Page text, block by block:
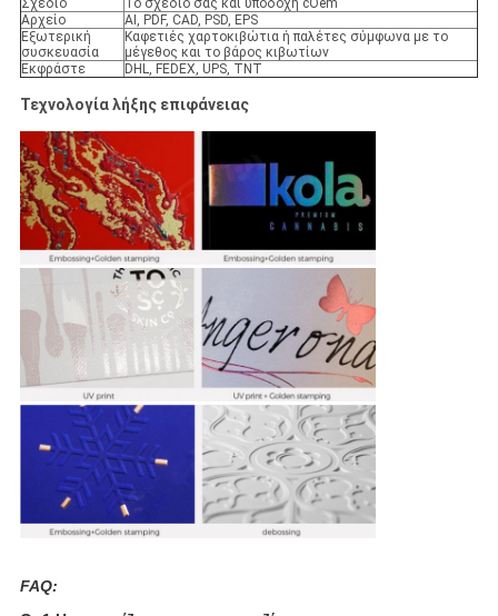
Σχέδιο
Το σχέδιό σας και υποδοχή cOem
Αρχείο
AI, PDF, CAD, PSD, EPS
Εξωτερική
συσκευασία
Καφετιές χαρτοκιβώτια ή παλέτες σύμφωνα με το
μέγεθος και το βάρος κιβωτίων
Εκφράστε
DHL, FEDEX, UPS, TNT
Τεχνολογία λήξης επιφάνειας
FAQ: